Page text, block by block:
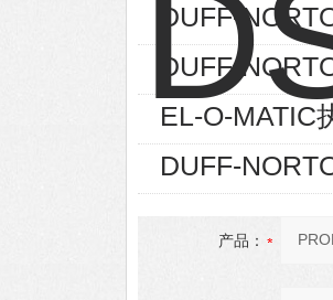
DUFF-
DUFF-
EL-O-MATIC
DUFF-
产品：